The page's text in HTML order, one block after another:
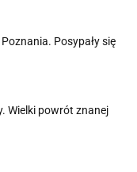
Posypały się
Wielki powrót znanej